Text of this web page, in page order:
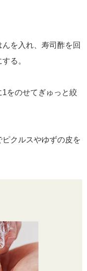
を入れ、寿司酢を回
る。
をのせてぎゅっと絞
クルスやゆずの皮を